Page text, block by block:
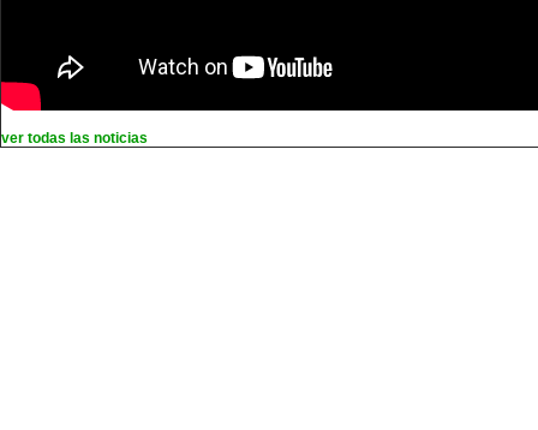
ver todas las noticias